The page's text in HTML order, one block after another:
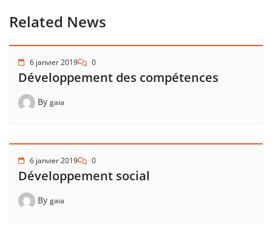
Related News
6 janvier 2019 0
Développement des compétences
By gaia
6 janvier 2019 0
Développement social
By gaia